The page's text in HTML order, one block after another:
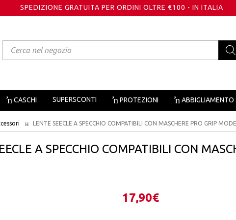
SPEDIZIONE GRATUITA PER ORDINI OLTRE €100 - IN ITALIA
Products
search
CASCHI SUPERSCONTI PROTEZIONI ABBIGLIAMENTO
LENTE SEECLE A SPECCHIO COMPATIBILI CON MASCHERE PRO GRIP
A SPECCHIO COMPATIBILI CON
17,90€